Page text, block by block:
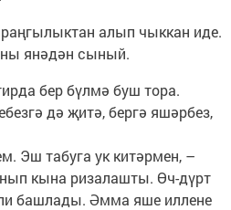
алып чыккан иде.
янәдән сыный.
бер бүлмә буш тора.
дә җитә, бергә яшәрбез,
Эш табуга ук китәрмен, –
кына ризалашты. Өч-дүрт
башлады. Әмма яше иллене